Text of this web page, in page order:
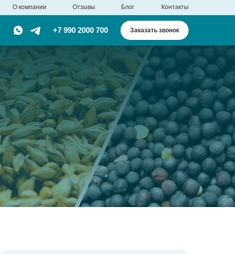
Отзывы Блог Контакты
Заказать звонок
+7 990 2000 700
О компании